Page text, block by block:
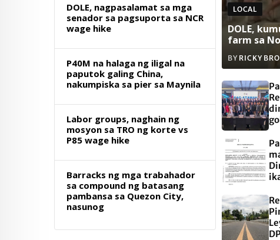
DOLE, nagpasalamat sa mga
senador sa pagsuporta sa NCR
wage hike
P40M na halaga ng iligal na
paputok galing China,
nakumpiska sa pier sa Maynila
Labor groups, naghain ng
mosyon sa TRO ng korte vs
P85 wage hike
Barracks ng mga trabahador
sa compound ng batasang
pambansa sa Quezon City,
nasunog
LOCAL
DOLE,
farm sa
BY RICKY